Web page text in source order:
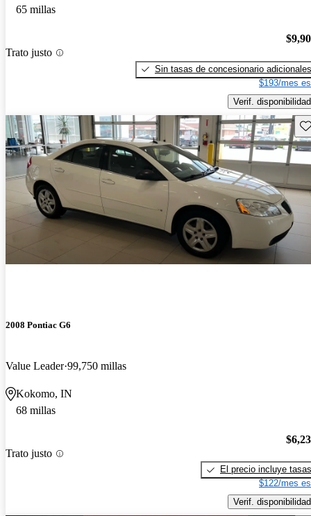
65 millas
Trato justo
Sin tasas de concesionario adicionales
$193/mes
Verif. disponibilidad
2008 Pontiac G6
Value Leader 99,750 millas
Kokomo, IN
68 millas
Trato justo
El precio incluye tasas
$122/mes
Verif. disponibilidad